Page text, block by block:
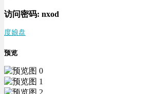
访问密码: nxod
度娘盘
预览